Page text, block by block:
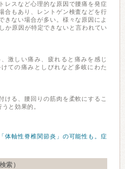
レスなど心理的な原因で腰痛を発症
合もあり、レントゲン検査などを行
きない場合が多い。様々な原因によ
か原因が特定できないと言われてい
激しい痛み、疲れると痛みを感じ
ての痛みとしびれなど多岐にわた
ける、腰回りの筋肉を柔軟にするこ
と効果的。
体軸性脊椎関節炎」の可能性も。症
索）